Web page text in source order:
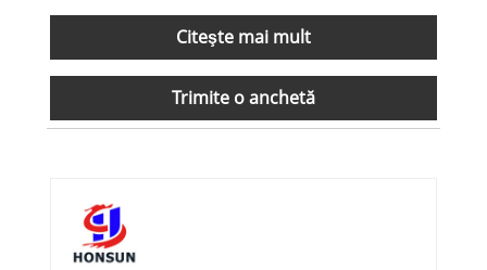
Citeşte mai mult
Trimite o anchetă